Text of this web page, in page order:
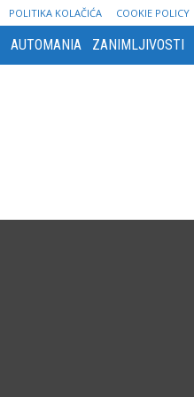
POLITIKA KOLAČIĆA COOKIE POLICY
AUTOMANIA ZANIMLJIVOSTI